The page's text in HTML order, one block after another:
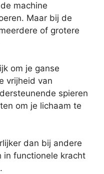
machine
Maar bij de
of grotere
om je ganse
vrijheid van
spieren
om je lichaam te
dan bij andere
in functionele kracht